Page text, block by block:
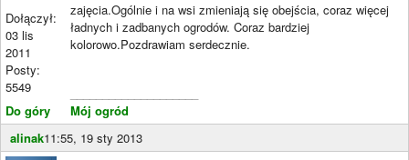
Dołączył:
03 lis
2011
Posty:
5549
Do góry
zajęcia.Ogólnie i na wsi zmieniają się obejścia, coraz więcej
ładnych i zadbanych ogrodów. Coraz bardziej
kolorowo.Pozdrawiam serdecznie.
Mój ogród
alinak11:55, 19 sty 2013